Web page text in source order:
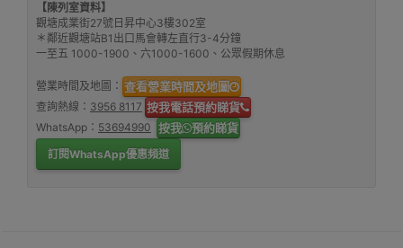
【陳列室資料】
觀塘成業街27號日昇中心3樓302室
＊鄰近觀塘站B1出口馬會轉左直行3-4分鐘
一至五 1000-1900、六1000-1600、公眾假期休息
營業時間及地圖： 查看營業時間及地圖
查詢熱線： 3956 8117 按我電話預約睇貨
WhatsApp： 53694990 按我 預約睇貨
訂閱WhatsApp優惠頻道